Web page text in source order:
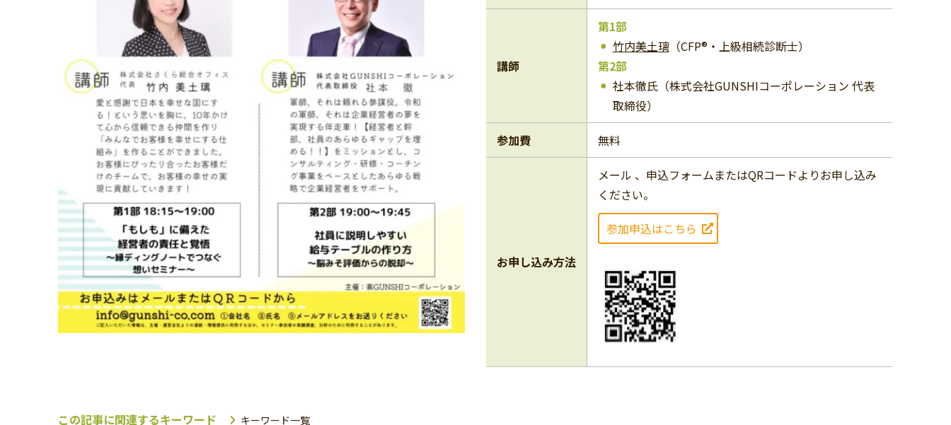
講師
第1部
竹内美土璃（CFP®・上級相続診断士）
第2部
社本徹氏（株式会社GUNSHIコーポレーション 代表
取締役）
参加費 無料
お申し込み方法
メール 、申込フォームまたはQRコードよりお申し込み
ください。
参加申込はこちら
この記事に関連するキーワード キーワード一覧